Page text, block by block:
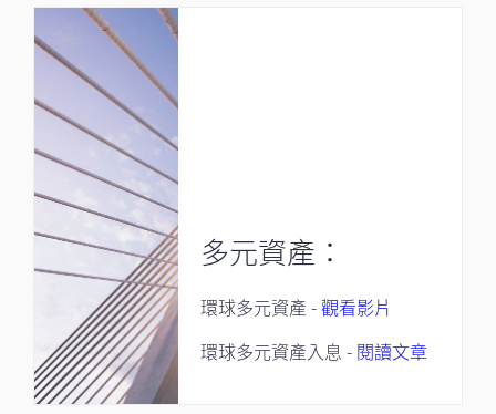
多元資產：
環球多元資產 -觀看影片
環球多元資產入息 - 閱讀文章